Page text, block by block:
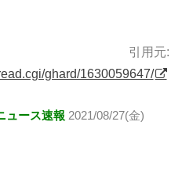
引用元:
ghard/1630059647/
ュース速報 2021/08/27(金)